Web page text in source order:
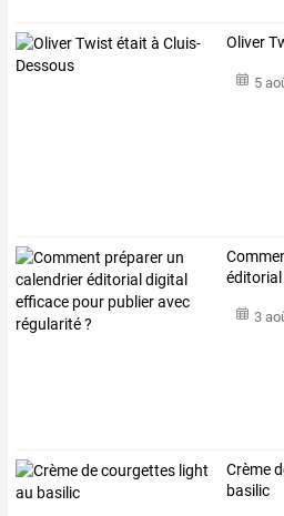
Oliver
5
éditorial
3
Crème
basilic